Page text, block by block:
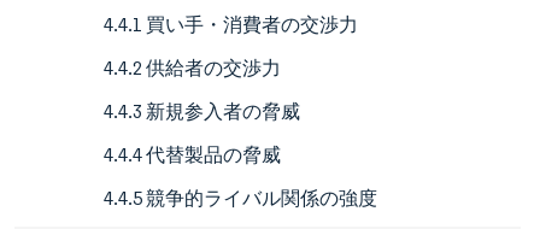
4.4.1 買い手・消費者の交渉力
4.4.2 供給者の交渉力
4.4.3 新規参入者の脅威
4.4.4 代替製品の脅威
4.4.5 競争的ライバル関係の強度